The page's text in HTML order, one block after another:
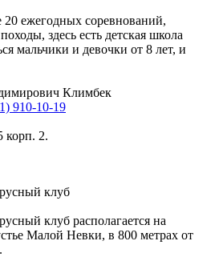
20 ежегодных соревнований,
здесь есть детская школа
мальчики и девочки от 8 лет, и
Климбек
910-10-19
корп. 2.
клуб
клуб располагается на
Малой Невки, в 800 метрах от